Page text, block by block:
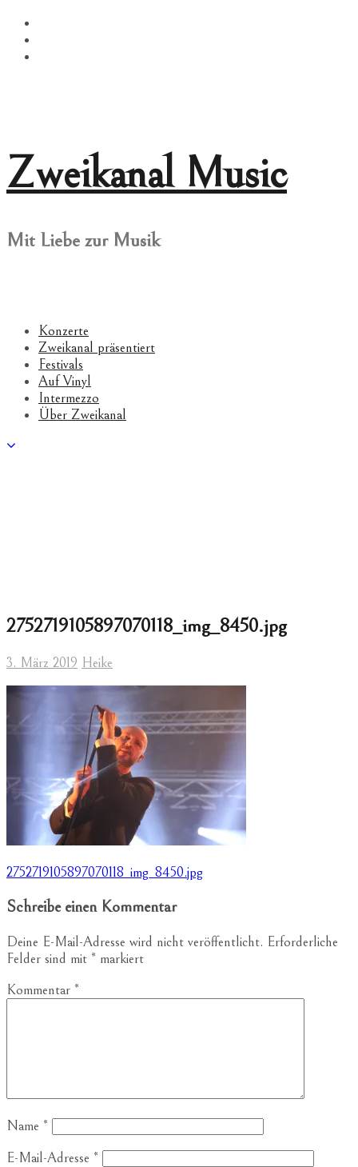
Springe
zum
Inhalt
Zweikanal Music
Mit Liebe zur Musik
Konzerte
Zweikanal präsentiert
Festivals
Auf Vinyl
Intermezzo
Über Zweikanal
2752719105897070118_img_8450.jpg
3. März 2019 Heike
Beitragsnavigation
2752719105897070118_img_8450.jpg
Schreibe einen Kommentar
Deine E-Mail-Adresse wird nicht veröffentlicht. Erforderliche
Felder sind mit * markiert
Kommentar *
Name *
E-Mail-Adresse *